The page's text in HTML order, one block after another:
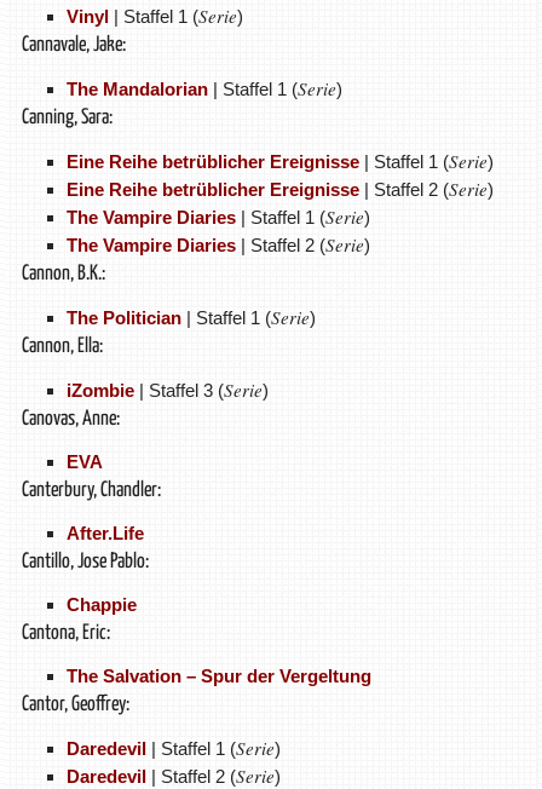
Vinyl | Staffel 1 (Serie)
Cannavale, Jake:
The Mandalorian | Staffel 1 (Serie)
Canning, Sara:
Eine Reihe betrüblicher Ereignisse | Staffel 1 (Serie)
Eine Reihe betrüblicher Ereignisse | Staffel 2 (Serie)
The Vampire Diaries | Staffel 1 (Serie)
The Vampire Diaries | Staffel 2 (Serie)
Cannon, B.K.:
The Politician | Staffel 1 (Serie)
Cannon, Ella:
iZombie | Staffel 3 (Serie)
Canovas, Anne:
EVA
Canterbury, Chandler:
After.Life
Cantillo, Jose Pablo:
Chappie
Cantona, Eric:
The Salvation – Spur der Vergeltung
Cantor, Geoffrey:
Daredevil | Staffel 1 (Serie)
Daredevil | Staffel 2 (Serie)